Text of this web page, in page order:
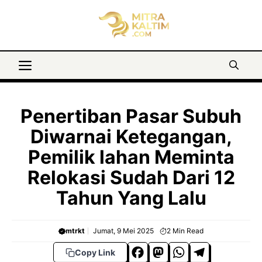
Menu
Penertiban Pasar Subuh
Diwarnai Ketegangan,
Pemilik lahan Meminta
Relokasi Sudah Dari 12
Tahun Yang Lalu
mtrkt Jumat, 9 Mei 2025 2 Min Read
Copy Link
F M W T